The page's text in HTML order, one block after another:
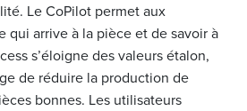
Le CoPilot permet aux
qui arrive à la pièce et de savoir à
s’éloigne des valeurs étalon,
de réduire la production de
bonnes. Les utilisateurs